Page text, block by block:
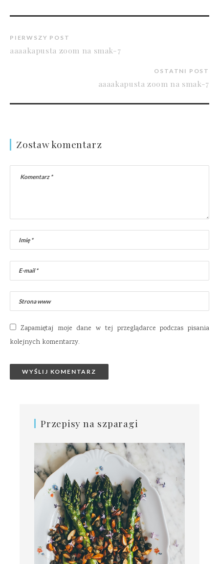
PIERWSZY POST
aaaakapusta zoom na smak-7
OSTATNI POST
aaaakapusta zoom na smak-7
Zostaw komentarz
Zapamiętaj moje dane w tej przeglądarce podczas pisania
kolejnych komentarzy.
Przepisy na szparagi